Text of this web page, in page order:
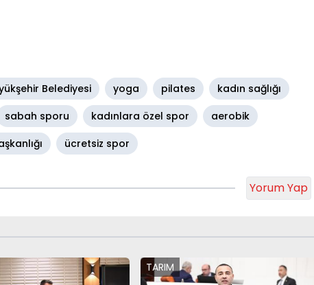
Belediyesi yoga pilates
kadın sağlığı
sabah sporu kadınlara özel spor
aerobik
ücretsiz spor
Yorum Yap
TARIM